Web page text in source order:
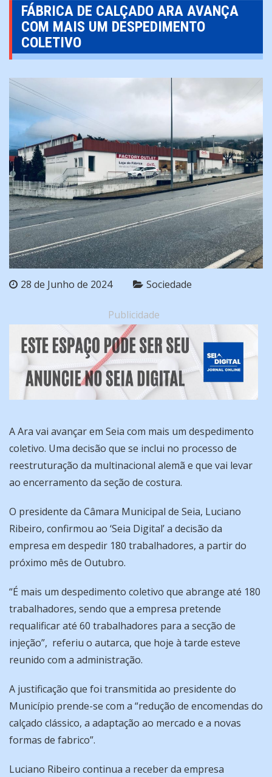
FÁBRICA DE CALÇADO ARA AVANÇA
COM MAIS UM DESPEDIMENTO
COLETIVO
28 de Junho de 2024 Sociedade
Publicidade
A Ara vai avançar em Seia com mais um despedimento
coletivo. Uma decisão que se inclui no processo de
reestruturação da multinacional alemã e que vai levar
ao encerramento da seção de costura.
O presidente da Câmara Municipal de Seia, Luciano
Ribeiro, confirmou ao ‘Seia Digital’ a decisão da
empresa em despedir 180 trabalhadores, a partir do
próximo mês de Outubro.
“É mais um despedimento coletivo que abrange até 180
trabalhadores, sendo que a empresa pretende
requalificar até 60 trabalhadores para a secção de
injeção”, referiu o autarca, que hoje à tarde esteve
reunido com a administração.
A justificação que foi transmitida ao presidente do
Município prende-se com a “redução de encomendas do
calçado clássico, a adaptação ao mercado e a novas
formas de fabrico”.
Luciano Ribeiro continua a receber da empresa